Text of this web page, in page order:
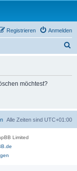
Anmelden
Registrieren
möchtest?
Alle Zeiten sind UTC+01:00
Limited